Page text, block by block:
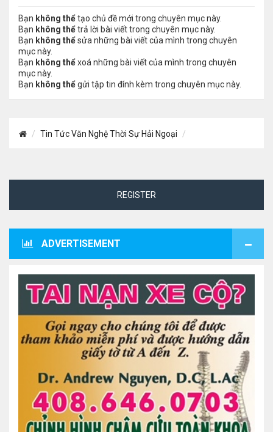
Bạn không thểtạo chủ đề mới trong chuyên mục này.
Bạn không thểtrả lời bài viết trong chuyên mục này.
Bạn không thểsửa những bài viết của mình trong chuyên
mục này.
Bạn không thểxoá những bài viết của mình trong chuyên
mục này.
Bạn không thểgửi tập tin đính kèm trong chuyên mục này.
Tin Tức Văn Nghệ Thời Sự Hải Ngoại
REGISTER
ADVERTISEMENT